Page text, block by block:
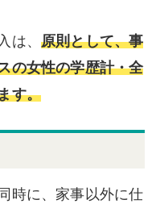
、 原則として、事
の女性の学歴計・全
す。
時に、家事以外に仕